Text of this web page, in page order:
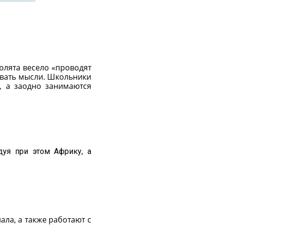
весело «проводят
мысли. Школьники
а заодно занимаются
при этом Африку, а
а также работают с